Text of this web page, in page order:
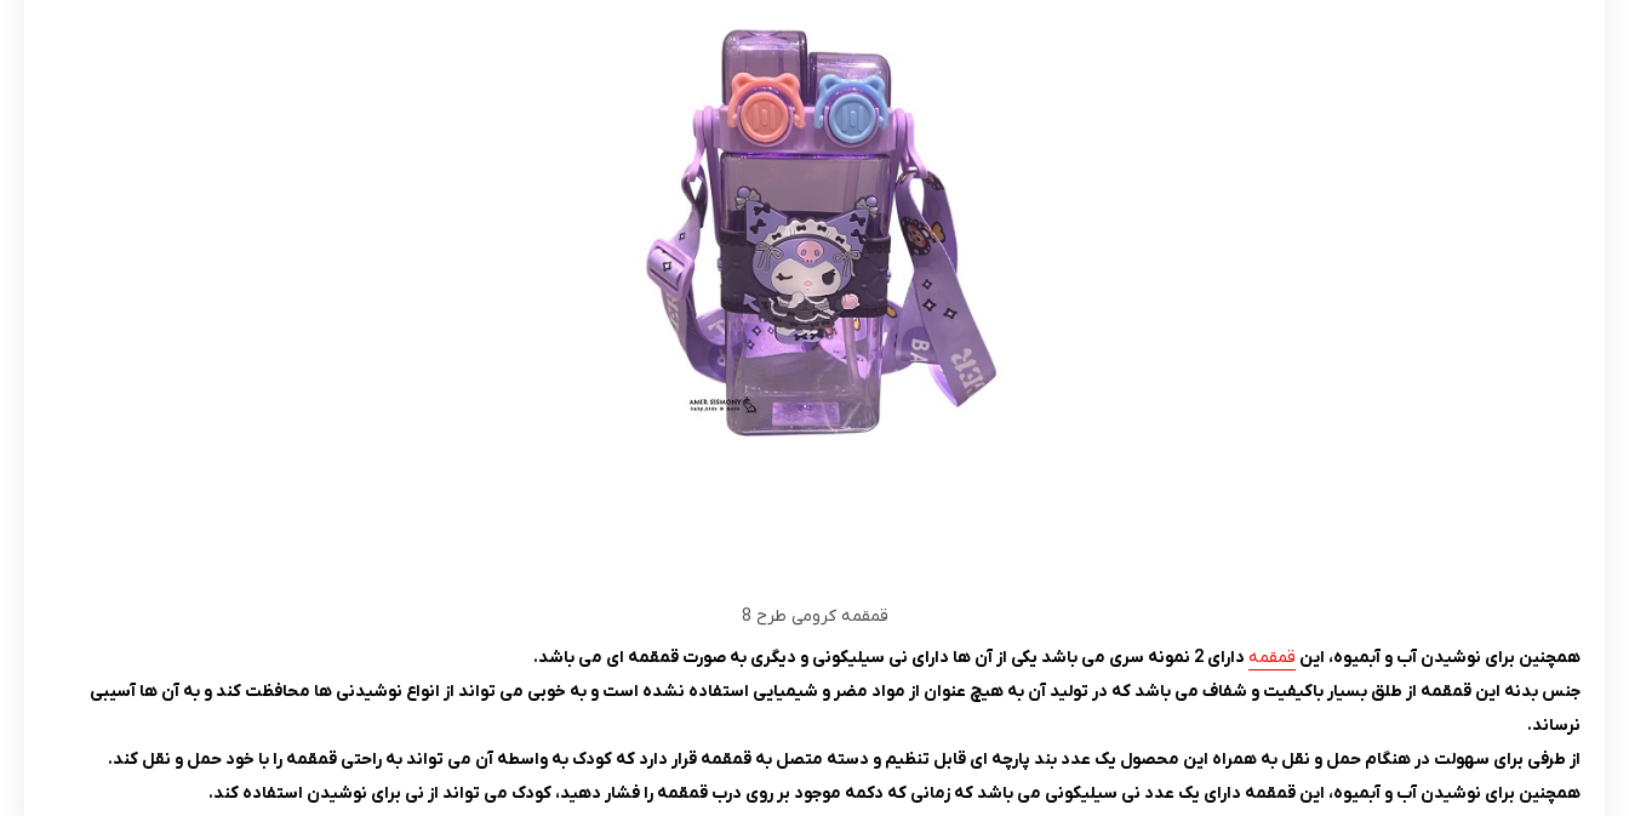
قمقمه کرومی طرح 8
همچنین برای نوشیدن آب و آبمیوه، این قمقمه دارای 2 نمونه سری می باشد یکی از آن ها دارای نی سیلیکونی و دیگری به صورت قمقمه ای می باشد.
جنس بدنه این قمقمه از طلق بسیار باکیفیت و شفاف می باشد که در تولید آن به هیچ عنوان از مواد مضر و شیمیایی استفاده نشده است و به خوبی می تواند از انواع نوشیدنی ها محافظت کند و به آن ها آسیبی
نرساند.
از طرفی برای سهولت در هنگام حمل و نقل به همراه این محصول یک عدد بند پارچه ای قابل تنظیم و دسته متصل به قمقمه قرار دارد که کودک به واسطه آن می تواند به راحتی قمقمه را با خود حمل و نقل کند.
همچنین برای نوشیدن آب و آبمیوه، این قمقمه دارای یک عدد نی سیلیکونی می باشد که زمانی که دکمه موجود بر روی درب قمقمه را فشار دهید، کودک می تواند از نی برای نوشیدن استفاده کند.